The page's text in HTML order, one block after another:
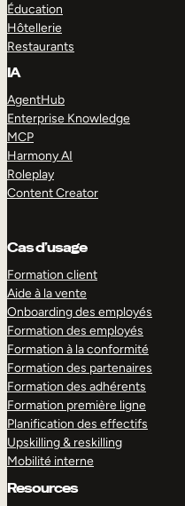
Éducation
Hôtellerie
Restaurants
IA
AgentHub
Enterprise Knowledge
MCP
Harmony AI
Roleplay
Content Creator
Cas d’usage
Formation client
Aide à la vente
Onboarding des employés
Formation des employés
Formation à la conformité
Formation des partenaires
Formation des adhérents
Formation première ligne
Planification des effectifs
Upskilling & reskilling
Mobilité interne
Resources